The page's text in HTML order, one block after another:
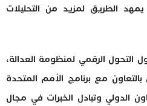
يمهد الطريق لمزيد من التحليلات
التحول الرقمي لمنظومة العدالة،
مع برنامج الأمم المتحدة
الدولي وتبادل الخبرات في مجال